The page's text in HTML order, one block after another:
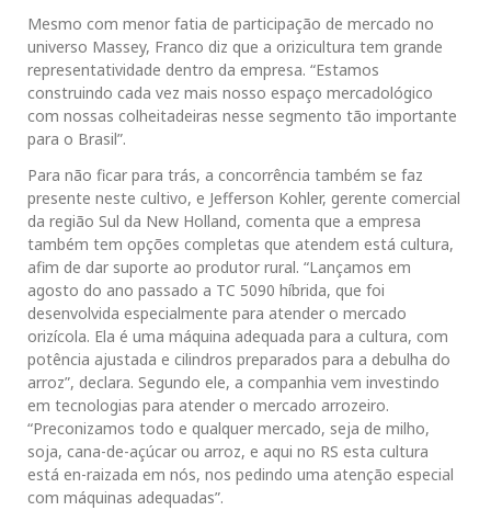
Mesmo com menor fatia de participação de mercado no
universo Massey, Franco diz que a orizicultura tem grande
representatividade dentro da empresa. “Estamos
construindo cada vez mais nosso espaço mercadológico
com nossas colheitadeiras nesse segmento tão importante
para o Brasil”.
Para não ficar para trás, a concorrência também se faz
presente neste cultivo, e Jefferson Kohler, gerente comercial
da região Sul da New Holland, comenta que a empresa
também tem opções completas que atendem está cultura,
afim de dar suporte ao produtor rural. “Lançamos em
agosto do ano passado a TC 5090 híbrida, que foi
desenvolvida especialmente para atender o mercado
orizícola. Ela é uma máquina adequada para a cultura, com
potência ajustada e cilindros preparados para a debulha do
arroz”, declara. Segundo ele, a companhia vem investindo
em tecnologias para atender o mercado arrozeiro.
“Preconizamos todo e qualquer mercado, seja de milho,
soja, cana-de-açúcar ou arroz, e aqui no RS esta cultura
está en-raizada em nós, nos pedindo uma atenção especial
com máquinas adequadas”.